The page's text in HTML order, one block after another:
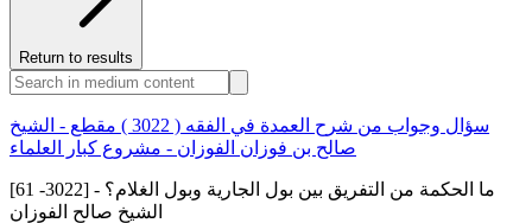
Return to results
سؤال وجواب من شرح العمدة في الفقه ( 3022 ) مقطع - الشيخ
صالح بن فوزان الفوزان - مشروع كبار العلماء
[61 -3022] ما الحكمة من التفريق بين بول الجارية وبول الغلام؟ -
الشيخ صالح الفوزان